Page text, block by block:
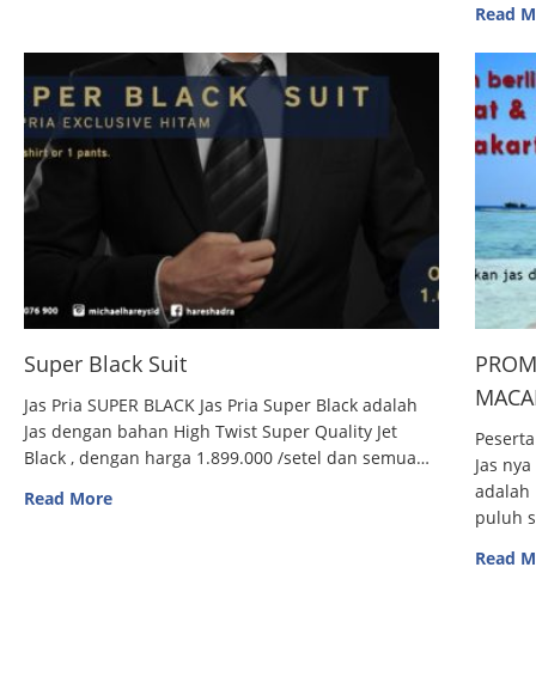
Read
Super Black Suit
Jas Pria SUPER BLACK Jas Pria Super Black adalah
Jas dengan bahan High Twist Super Quality Jet
Black , dengan harga 1.899.000 /setel dan semua…
Read More
Jas
adalah
puluh
Read